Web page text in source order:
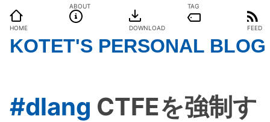
HOME
ABOUT
DOWNLOAD
TAG
FEED
KOTET'S PERSONAL BLOG
#dlang CTFEを強制す